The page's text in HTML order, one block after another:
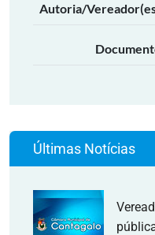
Autoria/
Últimas Notícias